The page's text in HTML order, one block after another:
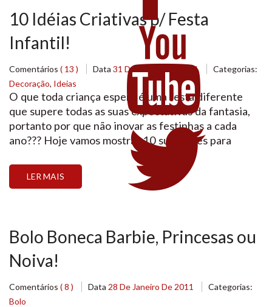
10 Idéias Criativas p/ Festa
Infantil!
Comentários ( 13 ) Data 31 De Janeiro De 2011
Categorias:
Decoração, Ideias
O que toda criança espera é uma festa diferente
que supere todas as suas expectativas da fantasia,
portanto por que não inovar as festinhas a cada
ano??? Hoje vamos mostrar 10 sugestões para
deixar sua festa mais criativa e colorida. Compre em
nossa Loja Virtual:
http://www.lojasantoantonio.com.br Guardanapo de
LER MAIS
Bolo Boneca Barbie, Princesas ou
Noiva!
Comentários ( 8 ) Data 28 De Janeiro De 2011
Categorias:
Bolo